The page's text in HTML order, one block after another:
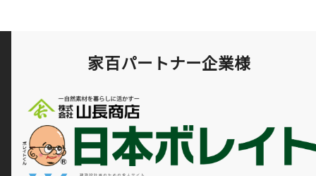
家百パートナー企業様